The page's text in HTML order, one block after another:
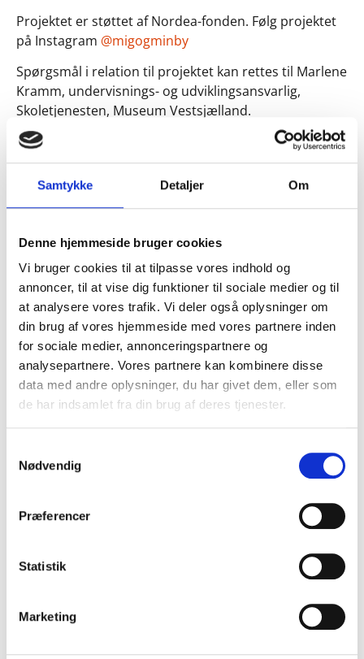
Samtykke Detaljer Om
Denne hjemmeside bruger cookies
Vi bruger cookies til at tilpasse vores indhold og
annoncer, til at vise dig funktioner til sociale medier og til
at analysere vores trafik. Vi deler også oplysninger om
din brug af vores hjemmeside med vores partnere inden
for sociale medier, annonceringspartnere og
analysepartnere. Vores partnere kan kombinere disse
data med andre oplysninger, du har givet dem, eller som
de har indsamlet fra din brug af deres tjenester.
Nødvendig
Præferencer
Statistik
Marketing
Projektet er støttet af Nordea-fonden. Følg projektet
på Instagram @migogminby
Spørgsmål i relation til projektet kan rettes til Marlene
Kramm, undervisnings- og udviklingsansvarlig,
Skoletjenesten, Museum Vestsjælland.
Tlf.: +45 41 37 92 53